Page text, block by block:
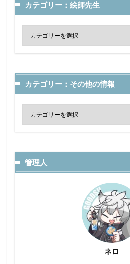
カテゴリー：絵師先生
カテゴリー：その他の情報
管理人
ネロ